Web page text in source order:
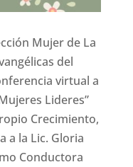
Mujer de La
del
virtual a
Lideres”
Crecimiento,
a la Lic. Gloria
Conductora